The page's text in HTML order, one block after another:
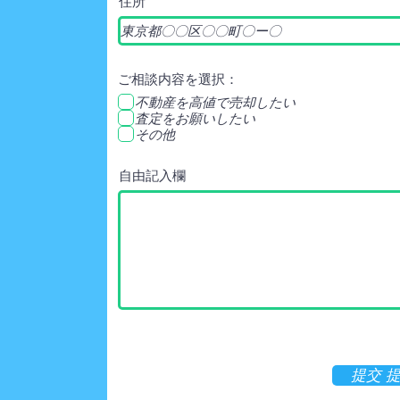
ご相談内容を選択：
不動産を高値で売却したい
査定をお願いしたい
その他
自由記入欄
提交